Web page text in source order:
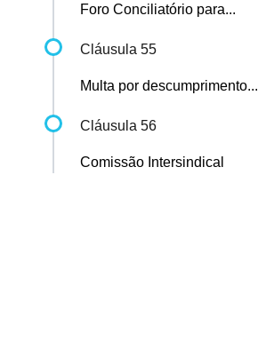
Foro Conciliatório para...
Cláusula 55
Multa por descumprimento...
Cláusula 56
Comissão Intersindical